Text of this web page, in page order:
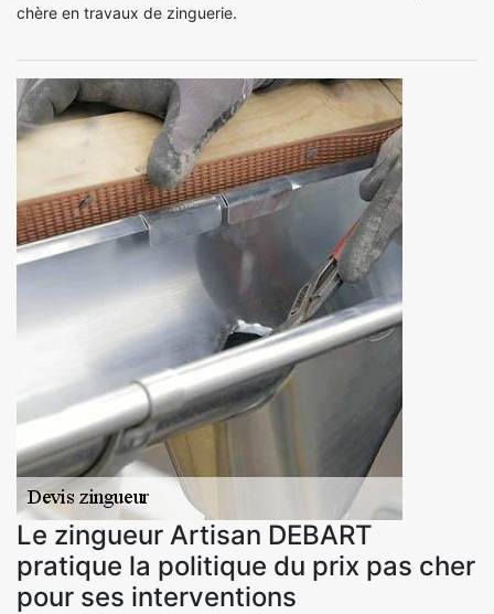
chère en travaux de zinguerie.
Le zingueur Artisan DEBART
pratique la politique du prix pas cher
pour ses interventions